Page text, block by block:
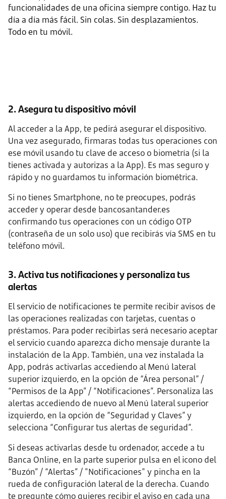
funcionalidades de una oficina siempre contigo. Haz tu
día a día más fácil. Sin colas. Sin desplazamientos.
Todo en tu móvil.
2. Asegura tu dispositivo móvil
Al acceder a la App, te pedirá asegurar el dispositivo.
Una vez asegurado, firmaras todas tus operaciones con
ese móvil usando tu clave de acceso o biometría (si la
tienes activada y autorizas a la App). Es mas seguro y
rápido y no guardamos tu información biométrica.
Si no tienes Smartphone, no te preocupes, podrás
acceder y operar desde bancosantander.es
confirmando tus operaciones con un código OTP
(contraseña de un solo uso) que recibirás vía SMS en tu
teléfono móvil.
3. Activa tus notificaciones y personaliza tus
alertas
El servicio de notificaciones te permite recibir avisos de
las operaciones realizadas con tarjetas, cuentas o
préstamos. Para poder recibirlas será necesario aceptar
el servicio cuando aparezca dicho mensaje durante la
instalación de la App. También, una vez instalada la
App, podrás activarlas accediendo al Menú lateral
superior izquierdo, en la opción de “Área personal” /
“Permisos de la App” / “Notificaciones”. Personaliza las
alertas accediendo de nuevo al Menú lateral superior
izquierdo, en la opción de “Seguridad y Claves” y
selecciona “Configurar tus alertas de seguridad”.
Si deseas activarlas desde tu ordenador, accede a tu
Banca Online, en la parte superior pulsa en el icono del
“Buzón” / “Alertas” / "Notificaciones" y pincha en la
rueda de configuración lateral de la derecha. Cuando
te pregunte cómo quieres recibir el aviso en cada una